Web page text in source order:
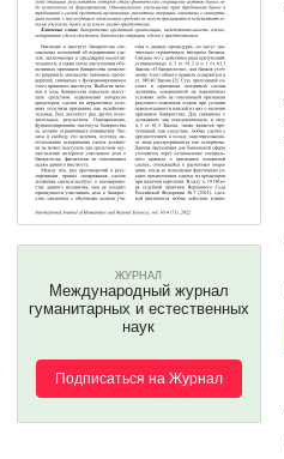
ЖУРНАЛ
Международный журнал
гуманитарных и естественных
наук
Подписаться на Журнал